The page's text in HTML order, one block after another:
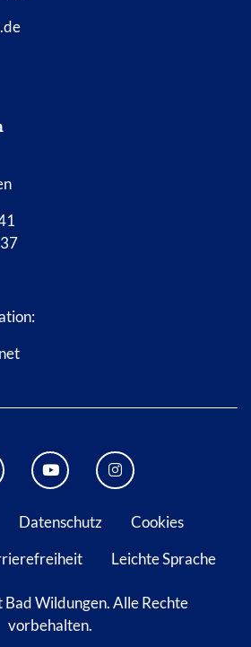
BAD WILDUNGEN
YOUTUBE KANAL STADT
INSTAGRAM
Datenschutz
Cookies
Leichte Sprache
Wildungen.Alle Rechte
vorbehalten.